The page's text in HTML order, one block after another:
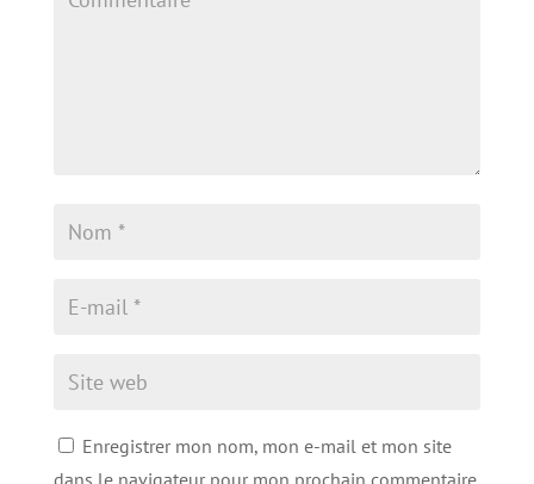
Enregistrer mon nom, mon e-mail et mon site